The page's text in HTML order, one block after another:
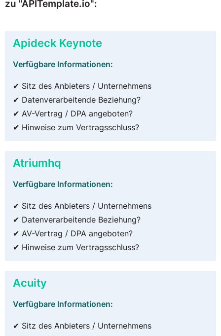
zu "APITemplate.io":
Apideck Keynote
Verfügbare Informationen:
✔ Sitz des Anbieters / Unternehmens
✔ Datenverarbeitende Beziehung?
✔ AV-Vertrag / DPA angeboten?
✔ Hinweise zum Vertragsschluss?
Atriumhq
Verfügbare Informationen:
✔ Sitz des Anbieters / Unternehmens
✔ Datenverarbeitende Beziehung?
✔ AV-Vertrag / DPA angeboten?
✔ Hinweise zum Vertragsschluss?
Acuity
Verfügbare Informationen:
✔ Sitz des Anbieters / Unternehmens